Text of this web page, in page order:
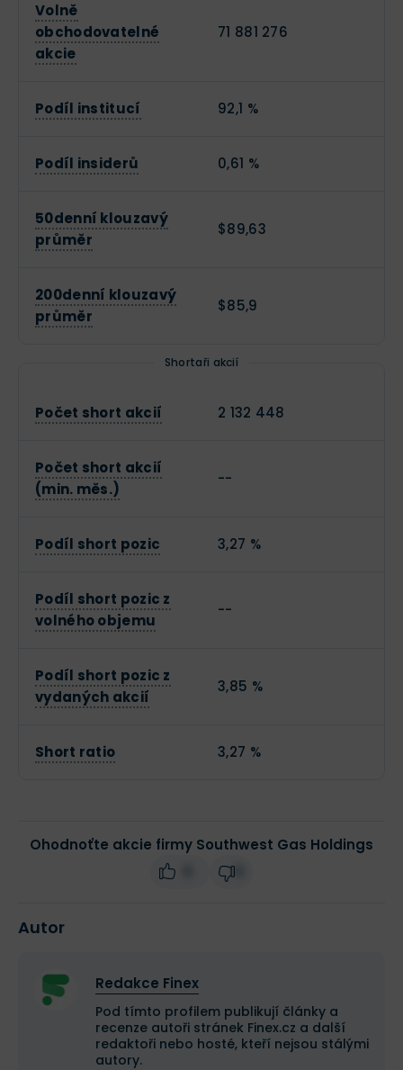
Volně
obchodovatelné
akcie
71 881 276
Podíl institucí 92,1 %
Podíl insiderů 0,61 %
50denní klouzavý
průměr
$89,63
200denní klouzavý
průměr
$85,9
Shortaři akcií
Počet short akcií 2 132 448
Počet short akcií
(min. měs.)
--
Podíl short pozic 3,27 %
Podíl short pozic z
volného objemu
--
Podíl short pozic z
vydaných akcií
3,85 %
Short ratio 3,27 %
Ohodnoťte akcie firmy Southwest Gas Holdings
Autor
Redakce Finex
Pod tímto profilem publikují články a
recenze autoři stránek Finex.cz a další
redaktoři nebo hosté, kteří nejsou stálými
autory.